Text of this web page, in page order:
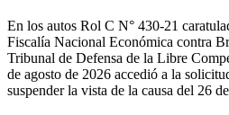
En los autos Rol C N° 430-21
Fiscalía Nacional Económica contra
Tribunal de Defensa de la Libre
de agosto de 2026 accedió a la
suspender la vista de la causa del 26